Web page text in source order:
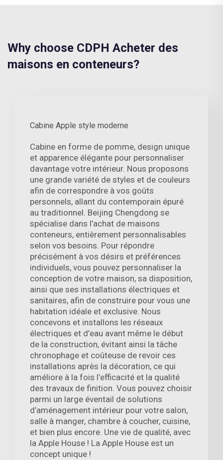
Why choose CDPH Acheter des
maisons en conteneurs?
Cabine Apple style moderne
Cabine en forme de pomme, design unique
et apparence élégante pour personnaliser
davantage votre intérieur. Nous proposons
une grande variété de styles et de couleurs
afin de correspondre à vos goûts
personnels, allant du contemporain épuré
au traditionnel. Beijing Chengdong se
spécialise dans l’achat de maisons
conteneurs, entièrement personnalisables
selon vos besoins. Pour répondre
précisément à vos désirs et préférences
individuels, vous pouvez personnaliser la
conception de votre maison, sa disposition,
ainsi que ses installations électriques et
sanitaires, afin de construire pour vous une
habitation idéale et exclusive. Nous
concevons et installons les réseaux
électriques et d’eau avant même le début
de la construction, évitant ainsi la tâche
chronophage et coûteuse de revoir ces
installations après la décoration, ce qui
améliore à la fois l’efficacité et la qualité
des travaux de finition. Vous pouvez choisir
parmi un large éventail de solutions
d’aménagement intérieur pour votre salon,
salle à manger, chambre à coucher, cuisine,
et bien plus encore. Une vie de qualité, avec
la Apple House ! La Apple House est un
concept unique !